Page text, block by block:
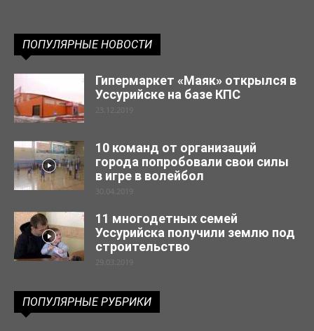
ПОПУЛЯРНЫЕ НОВОСТИ
Гипермаркет «Маяк» открылся в
Уссурийске на базе КПС
23.12.2019
10 команд от организаций
города попробовали свои силы
в игре в волейбол
30.04.2019
11 многодетных семей
Уссурийска получили землю под
строительство
29.03.2019
ПОПУЛЯРНЫЕ РУБРИКИ